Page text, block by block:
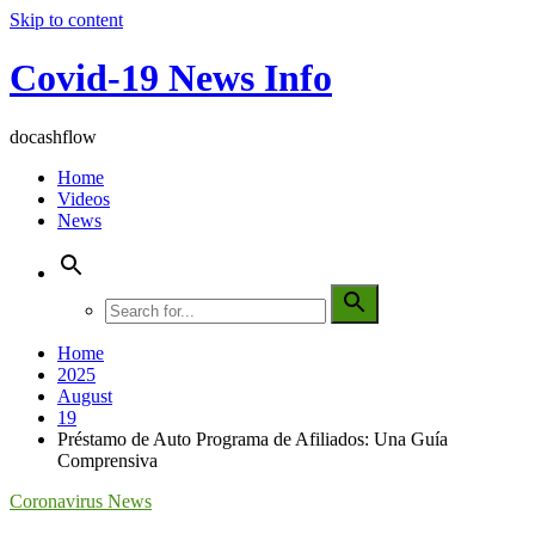
Skip to content
Covid-19 News Info
docashflow
Home
Videos
News
Home
2025
August
19
Préstamo de Auto Programa de Afiliados: Una Guía
Comprensiva
Coronavirus News